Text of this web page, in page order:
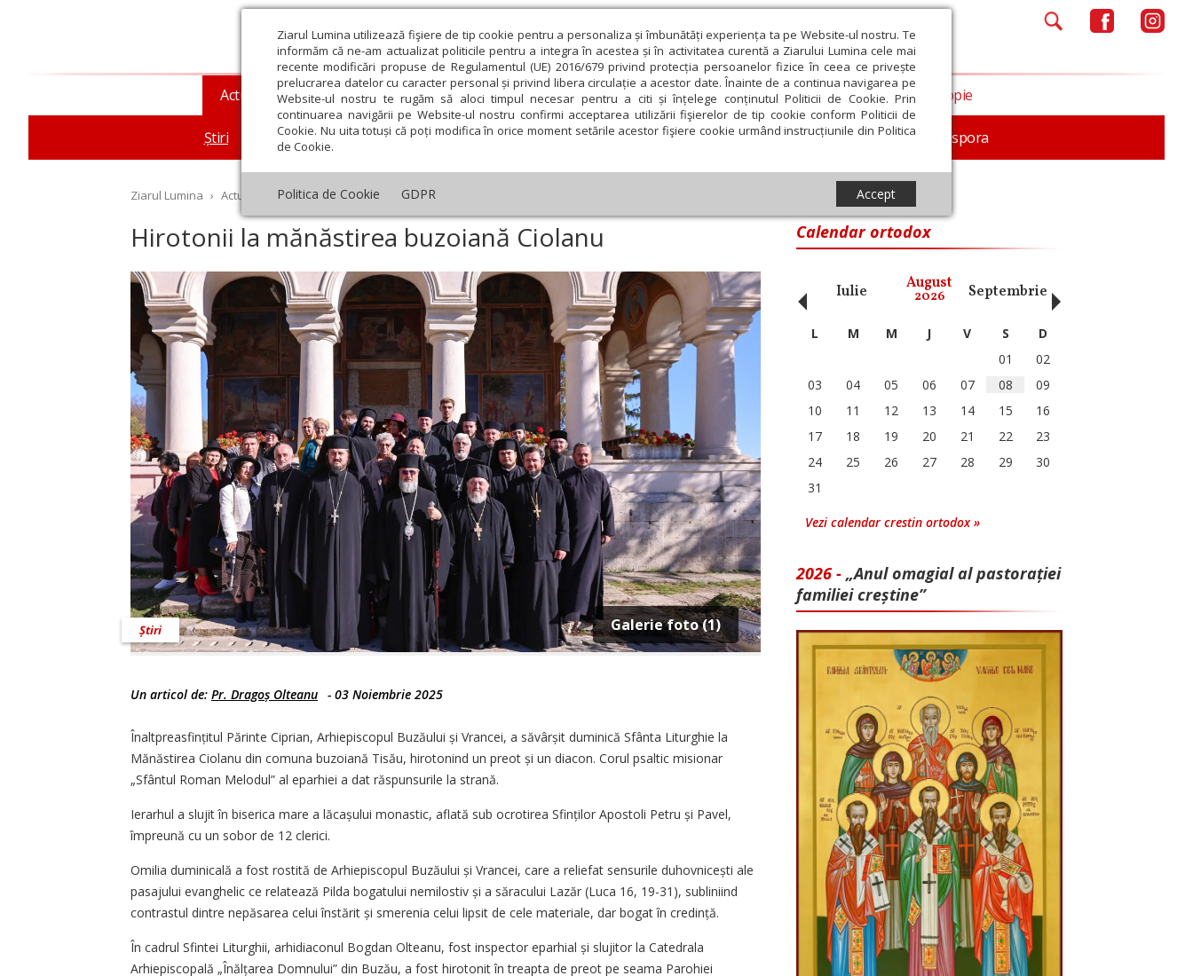
Ziarul Lumina utilizează fişiere de tip cookie pentru a personaliza și îmbunătăți experiența ta pe Website-ul nostru. Te
informăm că ne-am actualizat politicile pentru a integra în acestea și în activitatea curentă a Ziarului Lumina cele mai
recente modificări propuse de Regulamentul (UE) 2016/679 privind protecția persoanelor fizice în ceea ce privește
prelucrarea datelor cu caracter personal și privind libera circulație a acestor date. Înainte de a continua navigarea pe
Website-ul nostru te rugăm să aloci timpul necesar pentru a citi și înțelege conținutul Politicii de Cookie. Prin
continuarea navigării pe Website-ul nostru confirmi acceptarea utilizării fişierelor de tip cookie conform Politicii de
Cookie. Nu uita totuși că poți modifica în orice moment setările acestor fişiere cookie urmând instrucțiunile din Politica
de Cookie.
Politica de Cookie GDPR Accept
Actualitate religioasă
Știri Mesaje și cuvântări An omagial Comunicate de presă Documentar In memoriam Diaspora
Teologie și spiritualitate Educaţie și Cultură Societate Opinii Filantropie
Ziarul Lumina › Actualitate religioasă › Știri › Hirotonii la mănăstirea buzoiană Ciolanu
Hirotonii la mănăstirea buzoiană Ciolanu
Galerie foto (1)
Știri
Un articol de: Pr. Dragoș Olteanu - 03 Noiembrie 2025
Înaltpreasfințitul Părinte Ciprian, Arhiepiscopul Buzăului și Vrancei, a săvârșit duminică Sfânta Liturghie la
Mănăstirea Ciolanu din comuna buzoiană Tisău, hirotonind un preot și un diacon. Corul psaltic misionar
„Sfântul Roman Melodul” al eparhiei a dat răspunsurile la strană.
Ierarhul a slujit în biserica mare a lăcașului monastic, aflată sub ocrotirea Sfinților Apostoli Petru și Pavel,
împreună cu un sobor de 12 clerici.
Omilia duminicală a fost rostită de Arhiepiscopul Buzăului și Vrancei, care a reliefat sensurile duhov­nicești ale
pasajului evanghelic ce relatează Pilda bogatului nemilostiv și a săracului Lazăr (Luca 16, 19-31), subliniind
contrastul dintre nepăsarea celui înstărit și smerenia celui lipsit de cele materiale, dar bogat în credință.
În cadrul Sfintei Liturghii, arhidiaconul Bogdan Olteanu, fost inspector eparhial și slujitor la Catedrala
Arhiepiscopală „Înălțarea Domnului” din Buzău, a fost hirotonit în treapta de preot pe seama Parohiei
Calendar ortodox
Octombrie Noiembrie Decembrie Ianuarie Februarie Martie Aprilie Iunie Iulie August
2026 Septembrie Octombrie
‹ L M M J V S
D
01
02
03
04 05 06 07 08
09
10
11 12 13 14 15
16
17
18 19 20 21 22
23
24
25 26 27 28 29
30
31
Vezi calendar crestin ortodox »
2026 - „Anul omagial al pastorației
familiei creștine”